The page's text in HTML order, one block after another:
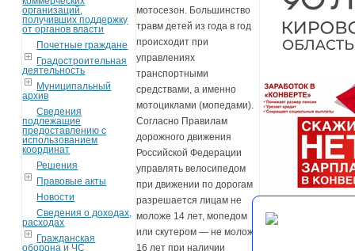
организаций,
получивших поддержку
от органов власти
Почетные граждане
Градостроительная
деятельность
Муниципальный
архив
Сведения
подлежащие
предоставлению с
использованием
координат
Решения
Правовые акты
Новости
Сведения о доходах,
расходах
Гражданская
оборона и ЧС
мотосезон. Большинство
травм детей из года в год
происходит при
управлениях
транспортными
средствами, а именно
мотоциклами (мопедами).
Согласно Правилам
дорожного движения
Российской Федерации
управлять велосипедом
при движении по дорогам
разрешается лицам не
моложе 14 лет, мопедом
или скутером — не моложе
16 лет при наличии